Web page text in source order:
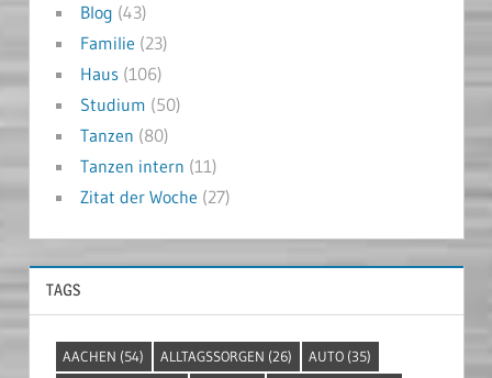
Blog (43)
Familie (23)
Haus(106)
Studium (50)
Tanzen (80)
Tanzen intern (11)
Zitat der Woche (27)
TAGS
AACHEN (54) ALLTAGSSORGEN (26) AUTO (35)